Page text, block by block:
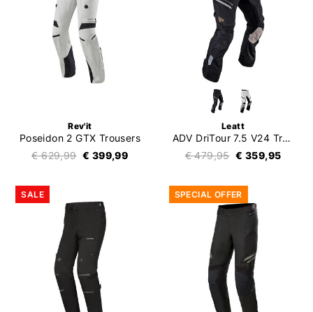
Rev'it
Poseidon 2 GTX Trousers
€ 629,99 € 399,99
Leatt
ADV DriTour 7.5 V24 Trousers
€ 479,95 € 359,95
SALE SPECIAL OFFER